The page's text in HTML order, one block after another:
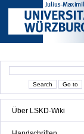
Über LSKD-Wiki